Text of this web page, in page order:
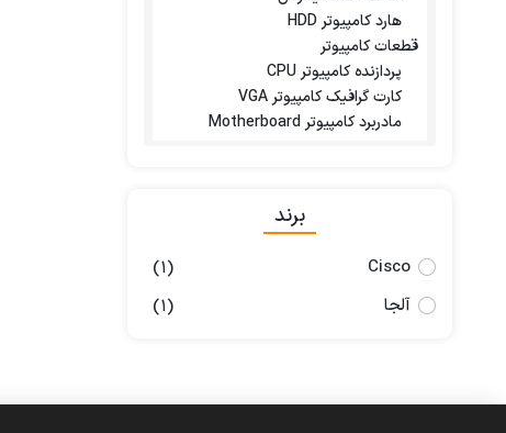
هارد کامپیوتر HDD
قطعات کامپیوتر
پردازنده کامپیوتر CPU
کارت گرافیک کامپیوتر VGA
مادربرد کامپیوتر Motherboard
برند
Cisco
(1)
آلجا
(1)